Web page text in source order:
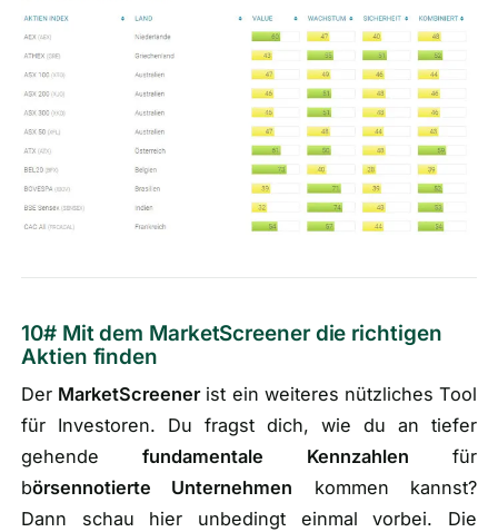
10# Mit dem MarketScreener die richtigen
Aktien finden
Der MarketScreenerist ein weiteres nützliches Tool
für Investoren. Du fragst dich, wie du an tiefer
gehendefundamentale Kennzahlen für
börsennotierte Unternehmen kommen kannst?
Dann schau hier unbedingt einmal vorbei. Die